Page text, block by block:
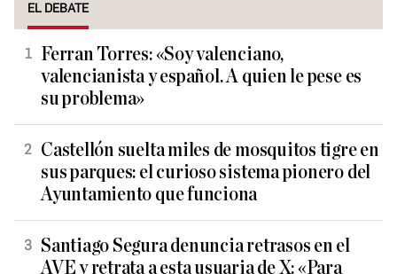
EL DEBATE
Ferran Torres: «Soy valenciano,
valencianista y español. A quien le pese es
su problema»
Castellón suelta miles de mosquitos tigre en
sus parques: el curioso sistema pionero del
Ayuntamiento que funciona
Santiago Segura denuncia retrasos en el
AVE y retrata a esta usuaria de X: «Para